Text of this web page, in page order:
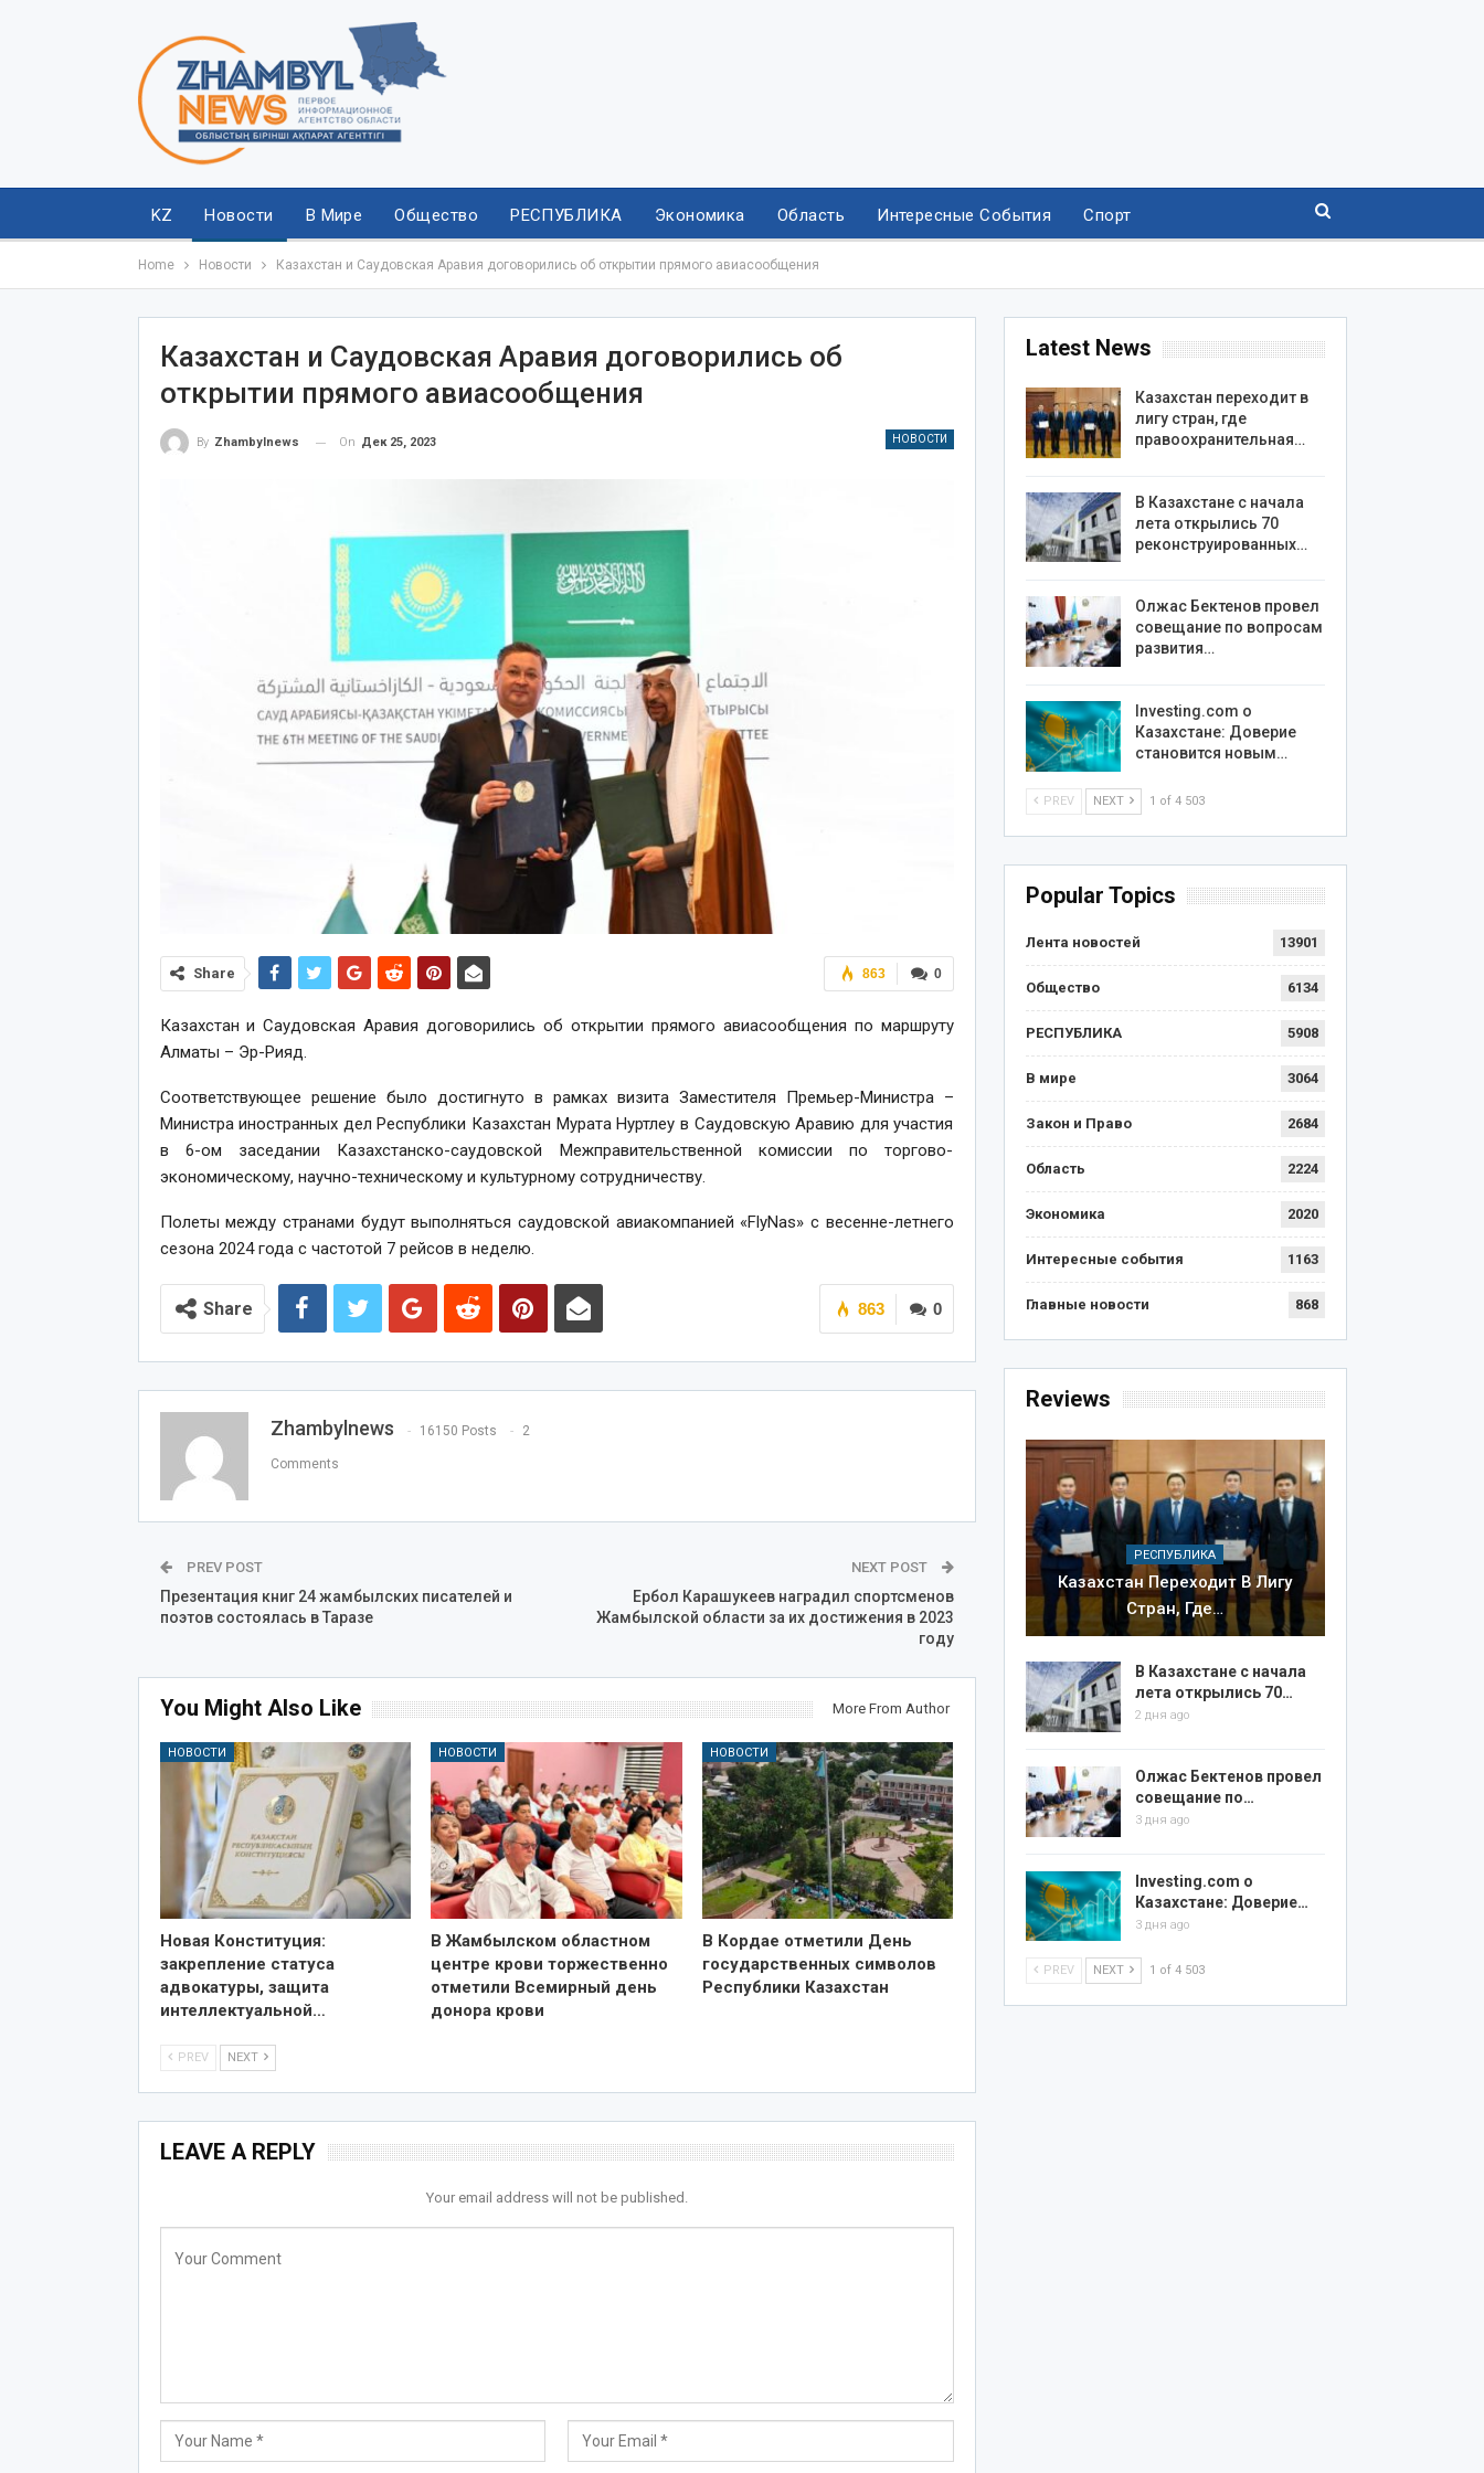
KZ Новости В Мире Общество РЕСПУБЛИКА Экономика Область Интересные События Спорт
Home Новости Казахстан и Саудовская Аравия договорились об открытии прямого авиасообщения
Казахстан и Саудовская Аравия договорились об
открытии прямого авиасообщения
НОВОСТИ
By Zhambylnews On Дек 25, 2023
0
863
Share
Казахстан и Саудовская Аравия договорились об открытии прямого авиасообщения по маршруту
Алматы – Эр-Рияд.
Соответствующее решение было достигнуто в рамках визита Заместителя Премьер-Министра –
Министра иностранных дел Республики Казахстан Мурата Нуртлеу в Саудовскую Аравию для участия
в 6-ом заседании Казахстанско-саудовской Межправительственной комиссии по торгово-
экономическому, научно-техническому и культурному сотрудничеству.
Полеты между странами будут выполняться саудовской авиакомпанией «FlyNas» с весенне-летнего
сезона 2024 года с частотой 7 рейсов в неделю.
0
863
Share
Zhambylnews 16150 Posts 2
Comments
PREV POST
Презентация книг 24 жамбылских писателей и
поэтов состоялась в Таразе
NEXT POST
Ербол Карашукеев наградил спортсменов
Жамбылской области за их достижения в 2023
году
You Might Also Like More From Author
НОВОСТИ
Новая Конституция:
закрепление статуса
адвокатуры, защита
интеллектуальной…
НОВОСТИ
В Жамбылском областном
центре крови торжественно
отметили Всемирный день
донора крови
НОВОСТИ
В Кордае отметили День
государственных символов
Республики Казахстан
PREV NEXT
LEAVE A REPLY
Your email address will not be published.
Latest News
Казахстан переходит в
лигу стран, где
правоохранительная…
В Казахстане с начала
лета открылись 70
реконструированных…
Олжас Бектенов провел
совещание по вопросам
развития…
Investing.com о
Казахстане: Доверие
становится новым…
PREV NEXT 1 of 4 503
Popular Topics
Лента новостей 13901
Общество 6134
РЕСПУБЛИКА 5908
В мире 3064
Закон и Право 2684
Область 2224
Экономика 2020
Интересные события 1163
Главные новости 868
Reviews
РЕСПУБЛИКА
Казахстан Переходит В Лигу
Стран, Где…
В Казахстане с начала
лета открылись 70…
2 дня ago
Олжас Бектенов провел
совещание по…
3 дня ago
Investing.com о
Казахстане: Доверие…
3 дня ago
PREV NEXT 1 of 4 503